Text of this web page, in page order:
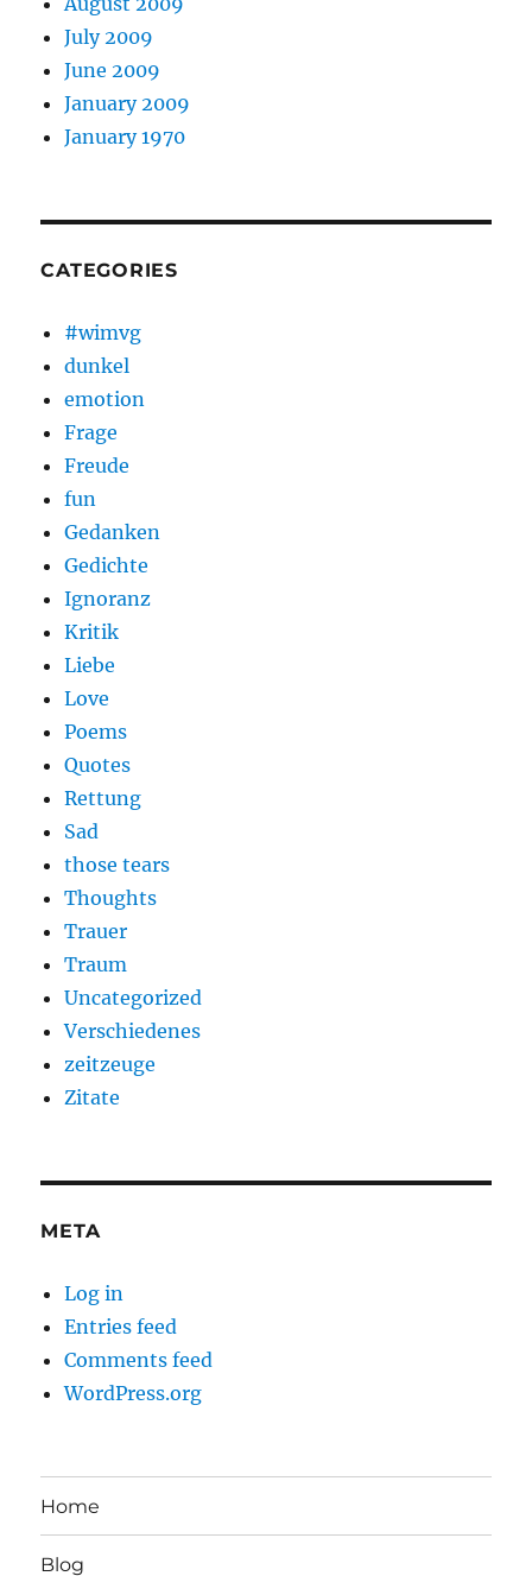
July 2009
June 2009
January 2009
January 1970
CATEGORIES
#wimvg
dunkel
emotion
Frage
Freude
fun
Gedanken
Gedichte
Ignoranz
Kritik
Liebe
Love
Poems
Quotes
Rettung
Sad
those tears
Thoughts
Trauer
Traum
Uncategorized
Verschiedenes
zeitzeuge
Zitate
META
Log in
Entries feed
Comments feed
WordPress.org
Home
Blog